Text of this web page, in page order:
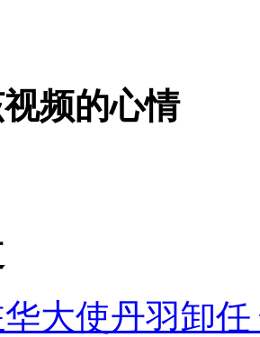
棺木移至清真寺
频的心情
华大使丹羽卸